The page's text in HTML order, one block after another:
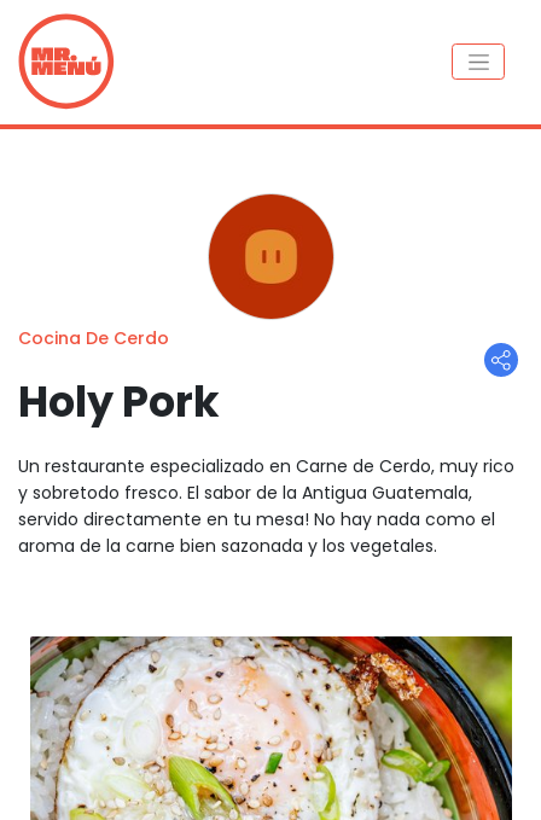
Cocina De Cerdo
Holy Pork
Un restaurante especializado en Carne de Cerdo, muy rico
y sobretodo fresco. El sabor de la Antigua Guatemala,
servido directamente en tu mesa! No hay nada como el
aroma de la carne bien sazonada y los vegetales.